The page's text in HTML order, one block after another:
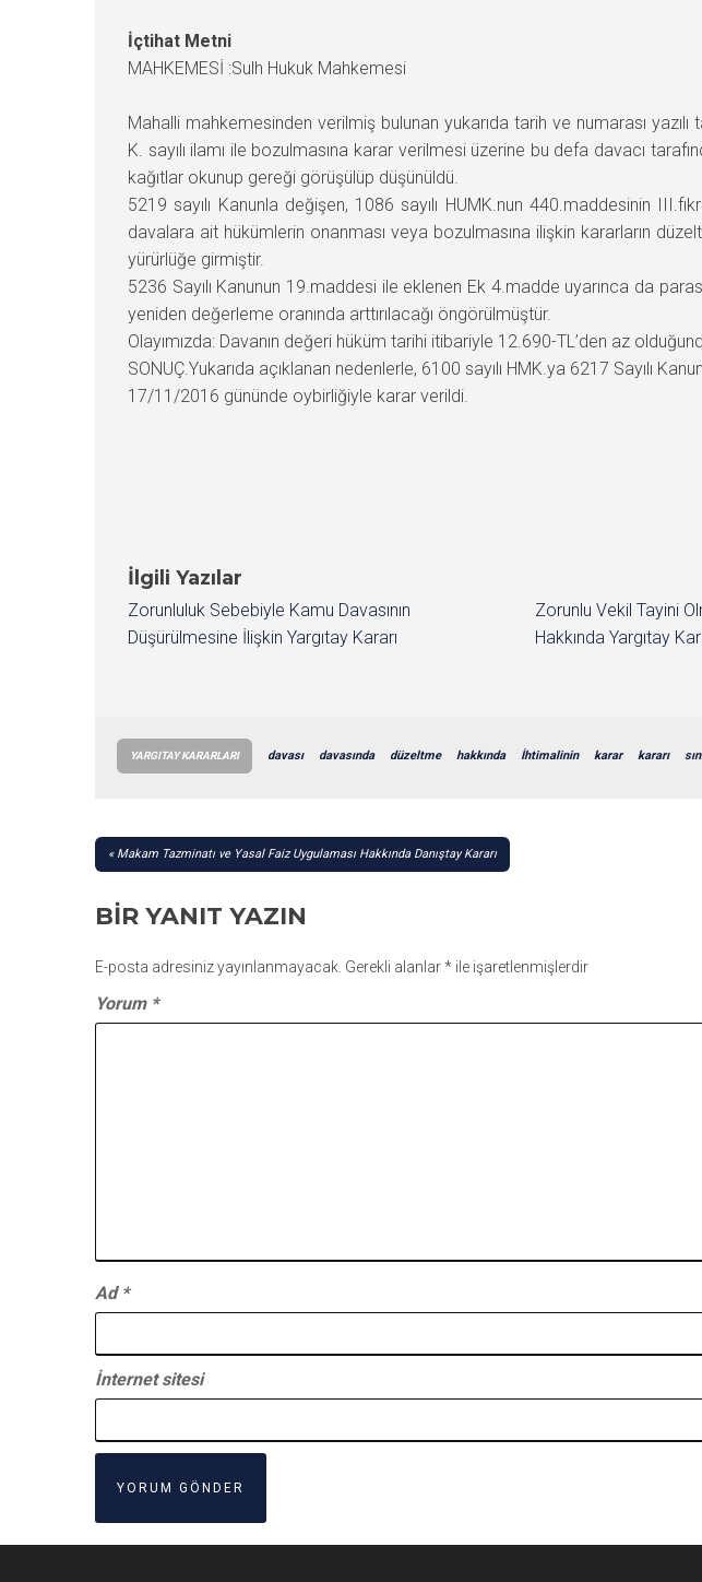
İçtihat Metni
MAHKEMESİ :Sulh Hukuk Mahkemesi
Mahalli mahkemesinden verilmiş bulunan yukarıda tarih ve numarası
K. sayılı ilamı ile bozulmasına karar verilmesi üzerine bu defa davacı
kağıtlar okunup gereği görüşülüp düşünüldü.
5219 sayılı Kanunla değişen, 1086 sayılı HUMK.nun 440.maddesinin
davalara ait hükümlerin onanması veya bozulmasına ilişkin kararların
yürürlüğe girmiştir.
5236 Sayılı Kanunun 19.maddesi ile eklenen Ek 4.madde uyarınca da
yeniden değerleme oranında arttırılacağı öngörülmüştür.
Olayımızda: Davanın değeri hüküm tarihi itibariyle 12.690-TL’den az
SONUÇ.Yukarıda açıklanan nedenlerle, 6100 sayılı HMK.ya 6217 Sayılı
17/11/2016 gününde oybirliğiyle karar verildi.
İlgili Yazılar
Zorunluluk Sebebiyle Kamu Davasının
Düşürülmesine İlişkin Yargıtay Kararı
Zorunlu Vekil Tayini
Hakkında Yargıtay
YARGITAY KARARLARI davası davasında düzeltme hakkında İhtimalinin karar kararı
YAZI
Makam Tazminatı ve Yasal Faiz Uygulaması Hakkında Danıştay Kararı
BIR YANIT YAZIN
E-posta adresiniz yayınlanmayacak. Gerekli alanlar* ile işaretlenmişlerdir
Yorum *
Ad *
İnternet sitesi